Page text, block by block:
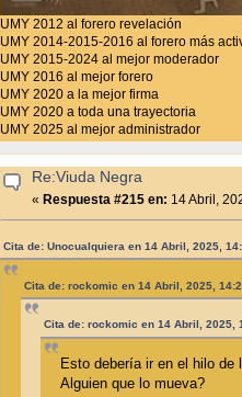
UMY 2012 al forero revelación
UMY 2014-2015-2016 al forero más
UMY 2015-2024 al mejor moderador
UMY 2016 al mejor forero
UMY 2020 a la mejor firma
UMY 2020 a toda una trayectoria
UMY 2025 al mejor administrador
Re:Viuda Negra
« Respuesta #215 en: 14 Abril,
Cita de: Unocualquiera en 14 Abril, 2025,
Cita de: rockomic en 14 Abril, 2025,
Cita de: rockomic en 14 Abril, 2025,
Esto debería ir en el hilo de
Alguien que lo mueva?